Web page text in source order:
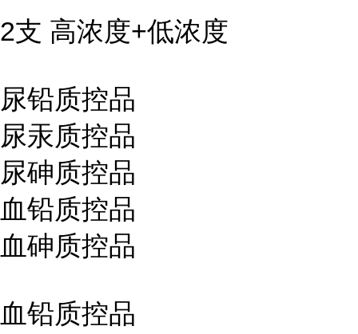
2支 高浓度+低浓度
尿铅质控品
尿汞质控品
尿砷质控品
血铅质控品
血砷质控品
血铅质控品